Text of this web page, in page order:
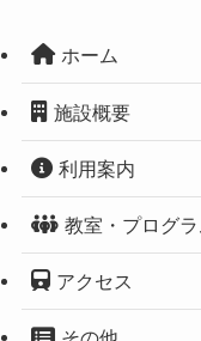
ホーム
施設概要
利用案内
教室・プログラ
アクセス